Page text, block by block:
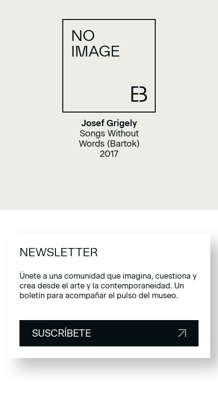
NO
IMAGE
Josef Grigely
Songs Without
Words (Bartok)
2017
NEWSLETTER
Únete a una comunidad que imagina, cuestiona y
crea desde el arte y la contemporaneidad. Un
boletín para acompañar el pulso del museo.
SUSCRÍBETE
SUSCRÍBETE